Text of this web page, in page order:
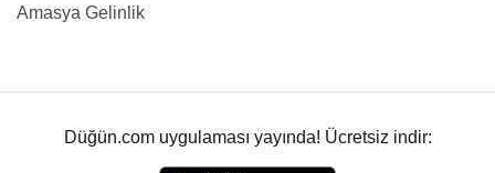
Amasya Gelinlik
Düğün.com uygulaması yayında! Ücretsiz indir: